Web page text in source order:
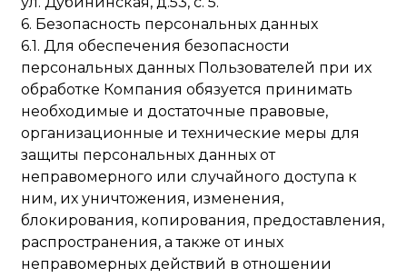
6. Безопасность персональных данных
6.1. Для обеспечения безопасности
персональных данных Пользователей при их
обработке Компания обязуется принимать
необходимые и достаточные правовые,
организационные и технические меры для
защиты персональных данных от
неправомерного или случайного доступа к
ним, их уничтожения, изменения,
блокирования, копирования, предоставления,
распространения, а также от иных
неправомерных действий в отношении